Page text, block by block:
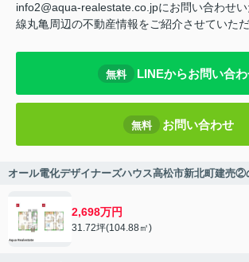
info2@aqua-realestate.co.jpにお問い合わせ
線丸亀周辺の不動産情報をご紹介させていただ
無料 LINEからお問い合
無料 お問い合わせ
オール電化デザイナーズハウス高松市新北町建売②
2,698万円
31.72坪(104.88㎡)